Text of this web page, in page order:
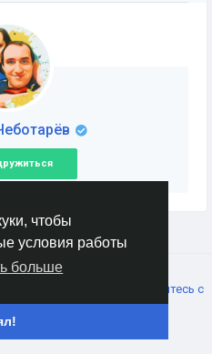
чтобы
условия работы
больше
сеть!
Свяжитесь с